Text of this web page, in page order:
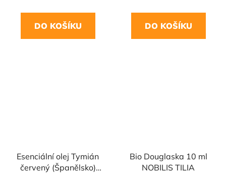
DO KOŠÍKU DO KOŠÍKU
Esenciální olej Tymián
červený (Španělsko)
Bio Douglaska 10 ml
NOBILIS TILIA